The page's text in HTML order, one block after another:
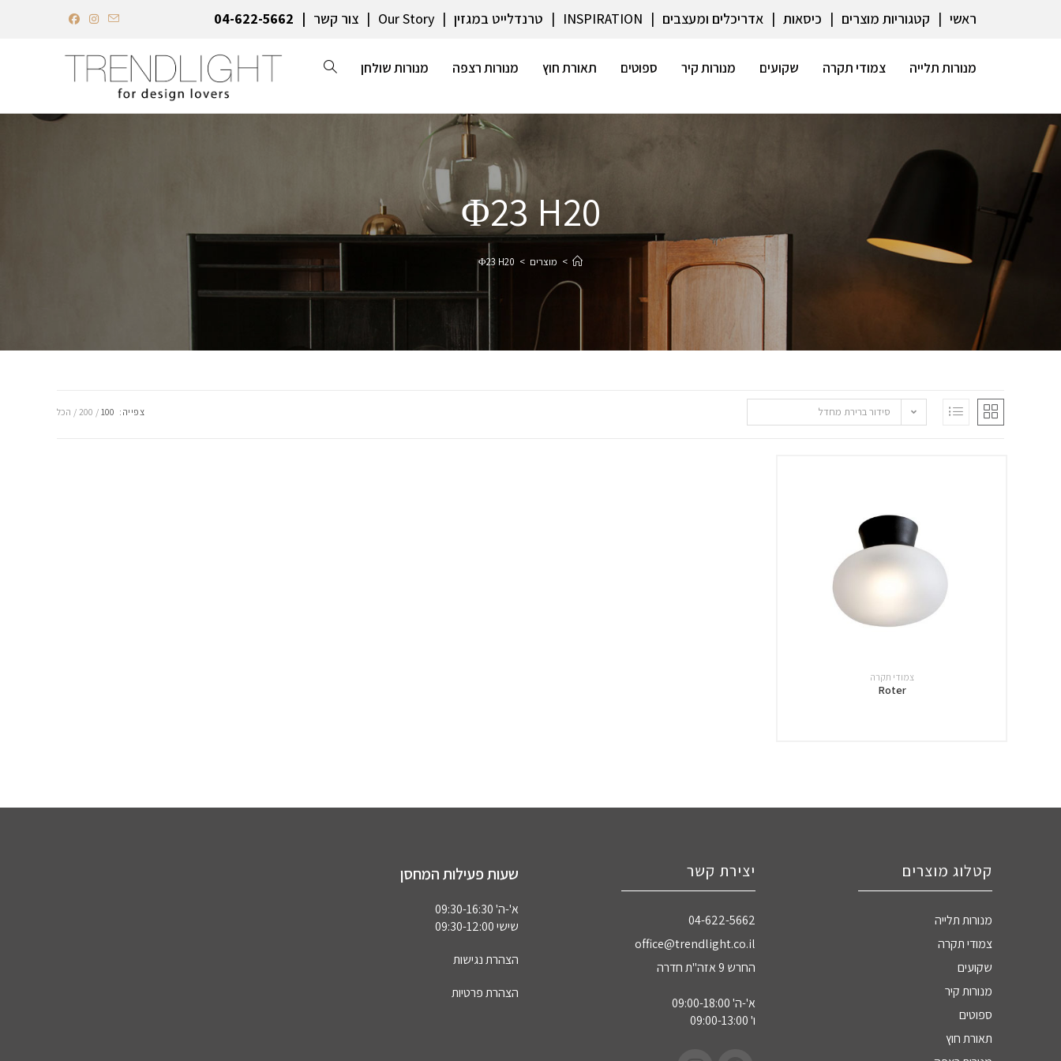
ראשי קטגוריות מוצרים כיסאות אדריכלים ומעצבים INSPIRATION טרנדלייט במגזין Our Story צור קשר 04-622-5662‏
מנורות תלייה צמודי תקרה שקועים מנורות קיר ספוטים תאורת חוץ מנורות רצפה מנורות שולחן
Φ23 H20
> מוצרים >
Φ23 H20
סידור ברירת מחדל צפייה: 100
200 הכל
צמודי תקרה
Roter
קטלוג מוצרים
מנורות תלייה
צמודי תקרה
שקועים
מנורות קיר
ספוטים
תאורת חוץ
יצירת קשר
04-622-5662‏
office@trendlight.co.il
החרש 9 אזה"ת חדרה
א'-ה' 09:00-18:00
ו' 09:00-13:00
שעות פעילות המחסן
א'-ה' 09:30-16:30
שישי 09:30-12:00
הצהרת נגישות
הצהרת פרטיות